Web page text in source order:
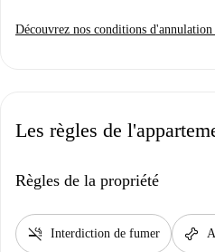
Découvrez nos conditions d'annulation
Les règles de
Règles de la propriété
smoke_free Interdiction de fumer pet_supplies